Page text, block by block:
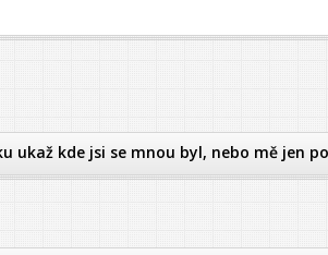
ukaž kde jsi se mnou byl, nebo mě jen